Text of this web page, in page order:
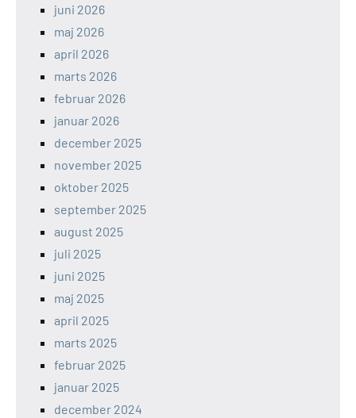
juni 2026
maj 2026
april 2026
marts 2026
februar 2026
januar 2026
december 2025
november 2025
oktober 2025
september 2025
august 2025
juli 2025
juni 2025
maj 2025
april 2025
marts 2025
februar 2025
januar 2025
december 2024